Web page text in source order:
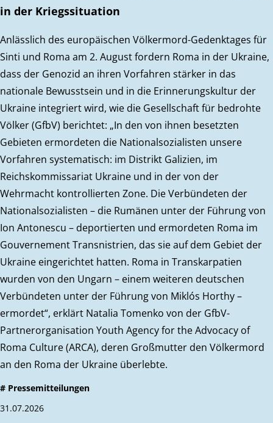
in der Kriegssituation
Anlässlich des europäischen Völkermord-Gedenktages für
Sinti und Roma am 2. August fordern Roma in der Ukraine,
dass der Genozid an ihren Vorfahren stärker in das
nationale Bewusstsein und in die Erinnerungskultur der
Ukraine integriert wird, wie die Gesellschaft für bedrohte
Völker (GfbV) berichtet: „In den von ihnen besetzten
Gebieten ermordeten die Nationalsozialisten unsere
Vorfahren systematisch: im Distrikt Galizien, im
Reichskommissariat Ukraine und in der von der
Wehrmacht kontrollierten Zone. Die Verbündeten der
Nationalsozialisten – die Rumänen unter der Führung von
Ion Antonescu – deportierten und ermordeten Roma im
Gouvernement Transnistrien, das sie auf dem Gebiet der
Ukraine eingerichtet hatten. Roma in Transkarpatien
wurden von den Ungarn – einem weiteren deutschen
Verbündeten unter der Führung von Miklós Horthy –
ermordet“, erklärt Natalia Tomenko von der GfbV-
Partnerorganisation Youth Agency for the Advocacy of
Roma Culture (ARCA), deren Großmutter den Völkermord
an den Roma der Ukraine überlebte.
# Pressemitteilungen
31.07.2026